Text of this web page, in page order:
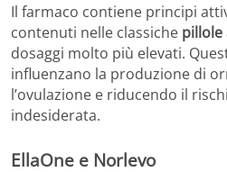
Il farmaco contiene principi
contenuti nelle classiche pillole
dosaggi molto più elevati.
influenzano la produzione di
l’ovulazione e riducendo il
indesiderata.
EllaOne e Norlevo